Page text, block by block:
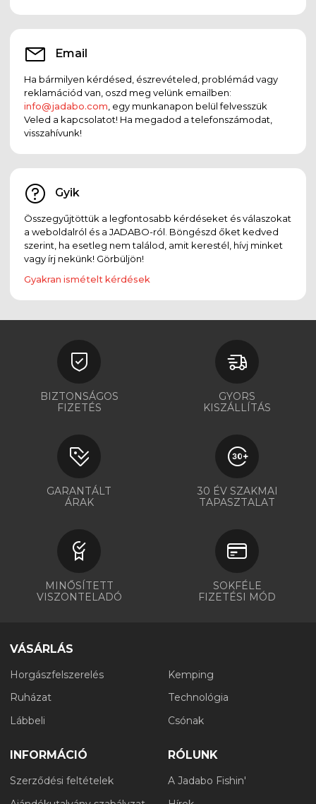
Email
Ha bármilyen kérdésed, észrevételed, problémád vagy
reklamációd van, oszd meg velünk emailben:
info@jadabo.com , egy munkanapon belül felvesszük
Veled a kapcsolatot! Ha megadod a telefonszámodat,
visszahívunk!
Gyik
Összegyűjtöttük a legfontosabb kérdéseket és válaszokat
a weboldalról és a JADABO-ról. Böngészd őket kedved
szerint, ha esetleg nem találod, amit kerestél, hívj minket
vagy írj nekünk! Görbüljön!
Gyakran ismételt kérdések
BIZTONSÁGOS
FIZETÉS
GYORS
KISZÁLLÍTÁS
GARANTÁLT
ÁRAK
30 ÉV SZAKMAI
TAPASZTALAT
MINŐSÍTETT
VISZONTELADÓ
SOKFÉLE
FIZETÉSI MÓD
VÁSÁRLÁS
Horgászfelszerelés
Ruházat
Lábbeli
Kemping
Technológia
Csónak
INFORMÁCIÓ
Szerződési feltételek
RÓLUNK
A Jadabo Fishin'